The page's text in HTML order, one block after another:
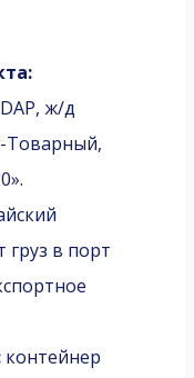
ж/д
Товарный,
груз в порт
контейнер